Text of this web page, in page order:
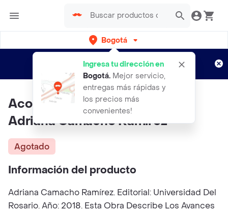
Bogotá
Ingresa tu dirección en
Bogotá. Mejor servicio,
entregas más rápidas y
los precios más
convenientes!
envíos gratis por semanas
Aplican TyC
Acoso Laboral o Mobbing -
Adriana Camacho Ramírez
Agotado
Información del producto
Adriana Camacho Ramírez. Editorial: Universidad Del
Rosario. Año: 2018. Esta Obra Describe Los Avances